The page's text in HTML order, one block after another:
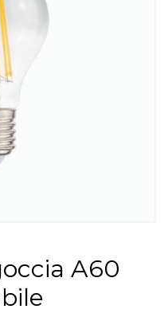
A60